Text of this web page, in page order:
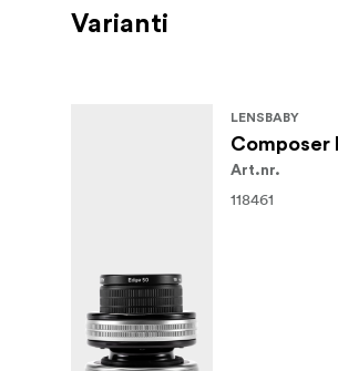
Varianti
LENSBABY
Composer
Art.nr.
118461